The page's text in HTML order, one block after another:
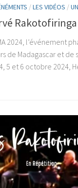
/LES VIDÉOS /
Rakotofiringa
2024, l’événement
de Madagascar et de
5 et 6 octobre 2024,